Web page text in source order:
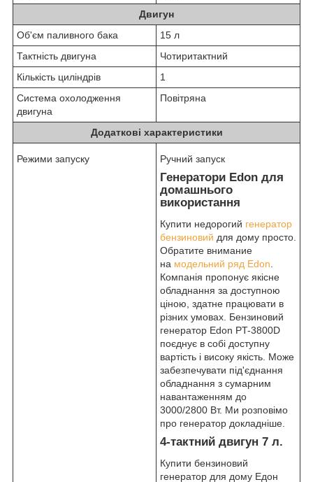
Двигун
Об'єм паливного бака
15 л
Тактність двигуна
Чотиритактний
Кількість циліндрів
1
Система охолодження
двигуна
Повітряна
Додаткові характеристики
Режими запуску Ручний запуск
Генератори Edon для
домашнього
використання
Купити недорогий генератор
бензиновий для дому просто.
Обратите внимание
на модельний ряд Edon.
Компанія пропонує якісне
обладнання за доступною
ціною, здатне працювати в
різних умовах. Бензиновий
генератор Edon PT-3800D
поєднує в собі доступну
вартість і високу якість. Може
забезпечувати під'єднання
обладнання з сумарним
навантаженням до
3000/2800 Вт. Ми розповімо
про генератор докладніше.
4-тактний двигун 7 л.
Купити бензиновий
генератор для дому Едон